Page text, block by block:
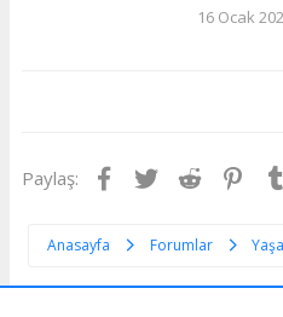
16 Ocak
Paylaş: Facebook
TwitterReddit
Anasayfa Forumlar